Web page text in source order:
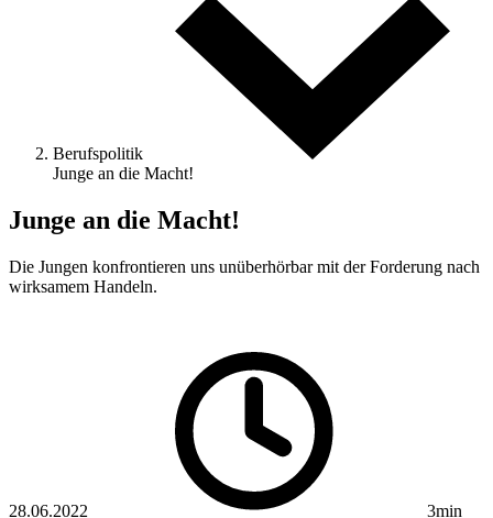
Berufspolitik
Junge an die Macht!
Junge an die Macht!
Die Jungen konfrontieren uns unüberhörbar mit der Forderung nach
wirksamem Handeln.
28.06.2022
3min